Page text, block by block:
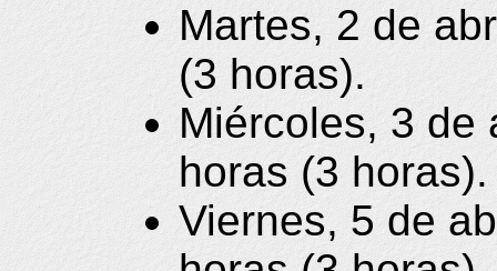
Martes, 2 de
(3 horas).
Miércoles, 3 de
horas (3 horas).
Viernes, 5 de